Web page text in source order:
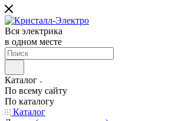
Вся электрика
в одном месте
Каталог
По всему сайту
По каталогу
Каталог